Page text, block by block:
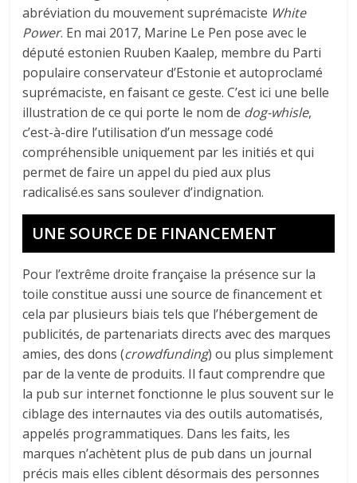
abréviation du mouvement suprémaciste White
Power. En mai 2017, Marine Le Pen pose avec le
député estonien Ruuben Kaalep, membre du Parti
populaire conservateur d’Estonie et autoproclamé
suprémaciste, en faisant ce geste. C’est ici une belle
illustration de ce qui porte le nom de dog-whisle,
c’est-à-dire l’utilisation d’un message codé
compréhensible uniquement par les initiés et qui
permet de faire un appel du pied aux plus
radicalisé.es sans soulever d’indignation.
UNE SOURCE DE FINANCEMENT
Pour l’extrême droite française la présence sur la
toile constitue aussi une source de financement et
cela par plusieurs biais tels que l’hébergement de
publicités, de partenariats directs avec des marques
amies, des dons (crowdfunding) ou plus simplement
par de la vente de produits. Il faut comprendre que
la pub sur internet fonctionne le plus souvent sur le
ciblage des internautes via des outils automatisés,
appelés programmatiques. Dans les faits, les
marques n’achètent plus de pub dans un journal
précis mais elles ciblent désormais des personnes